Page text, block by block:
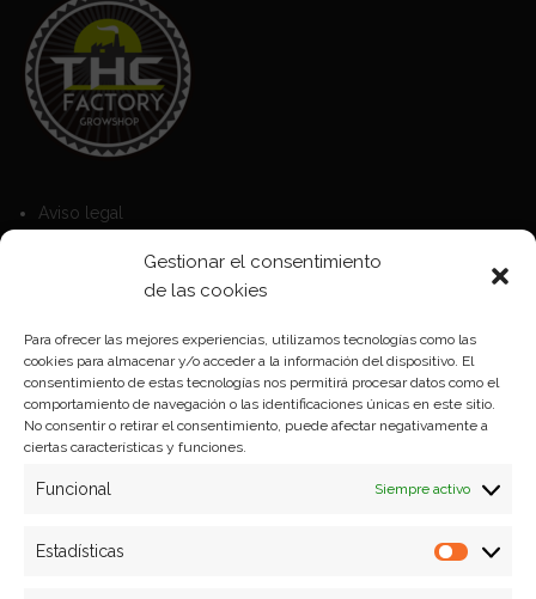
Gestionar el consentimiento
de las cookies
Para ofrecer las mejores experiencias, utilizamos tecnologías como las
cookies para almacenar y/o acceder a la información del dispositivo. El
consentimiento de estas tecnologías nos permitirá procesar datos como el
comportamiento de navegación o las identificaciones únicas en este sitio.
No consentir o retirar el consentimiento, puede afectar negativamente a
ciertas características y funciones.
Funcional Siempre activo
Estadísticas
Aviso legal
Política de Cookies
Política de privacidad
Formas de pago
Plazos y condiciones de envio
Politica de devoluciones